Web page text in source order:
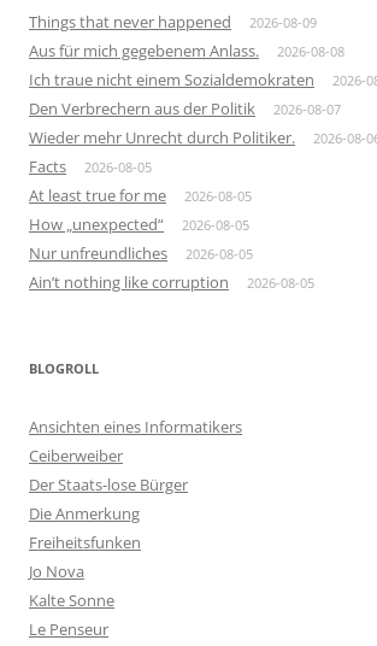
Things that never happened 2026-08-09
Aus für mich gegebenem Anlass. 2026-08-08
Ich traue nicht einem Sozialdemokraten 2026-
Den Verbrechern aus der Politik 2026-08-07
Wieder mehr Unrecht durch Politiker. 2026-08-
Facts 2026-08-05
At least true for me 2026-08-05
How „unexpected“ 2026-08-05
Nur unfreundliches 2026-08-05
Ain’t nothing like corruption 2026-08-05
BLOGROLL
Ansichten eines Informatikers
Ceiberweiber
Der Staats-lose Bürger
Die Anmerkung
Freiheitsfunken
Jo Nova
Kalte Sonne
Le Penseur